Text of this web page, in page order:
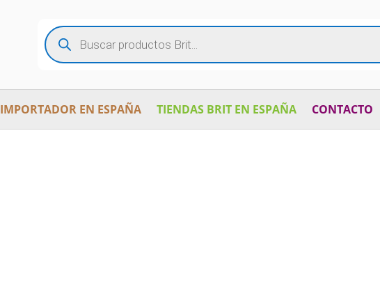
Búsqueda
de
productos
IMPORTADOR EN ESPAÑA TIENDAS BRIT EN ESPAÑA CONTACTO